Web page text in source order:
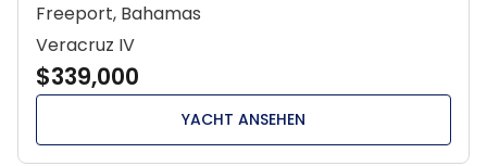
Freeport, Bahamas
Veracruz IV
$339,000
YACHT ANSEHEN